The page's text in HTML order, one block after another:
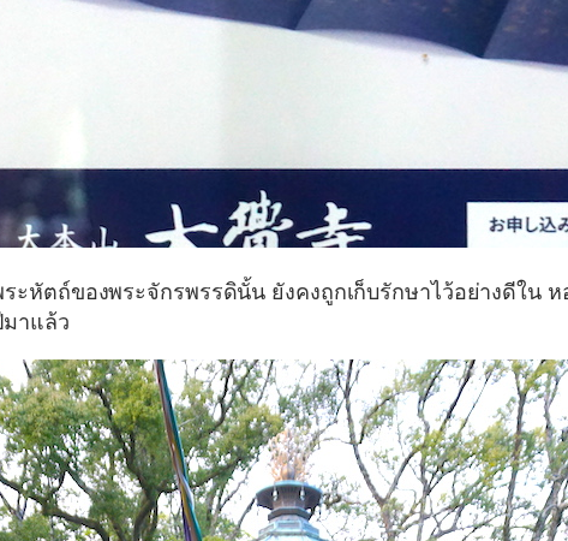
ะหัตถ์ของพระจักรพรรดินั้น ยังคงถูกเก็บรักษาไว้อย่างดีใน ห
มาแล้ว